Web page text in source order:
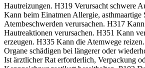
Hautreizungen. H319 Verursacht schwere
Kann beim Einatmen Allergie, asthmaartige
Atembeschwerden verursachen. H317
Hautreaktionen verursachen. H351 Kann
erzeugen. H335 Kann die Atemwege
Organe schädigen bei längerer oder
Ist ärztlicher Rat erforderlich, Verpackung